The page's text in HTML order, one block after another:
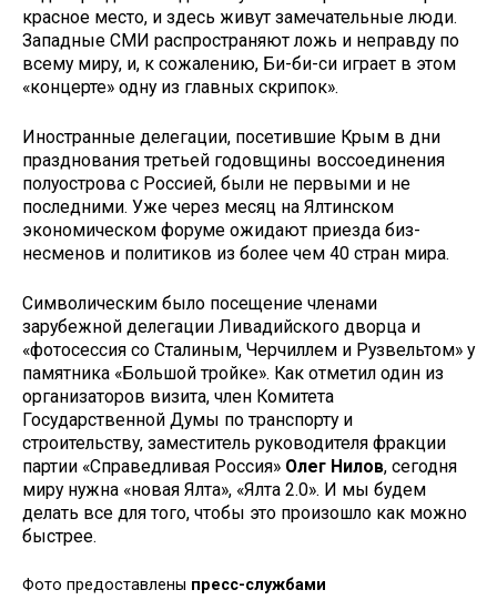
красное место, и здесь живут за­мечательные люди.
Западные СМИ распространяют ложь и неправду по
всему миру, и, к сожалению, Би­-би-си играет в этом
«концерте» одну из главных скрипок».
Иностранные делегации, посе­тившие Крым в дни
празднования третьей годовщины воссоединения
полуострова с Россией, были не первыми и не
последними. Уже че­рез месяц на Ялтинском
экономиче­ском форуме ожидают приезда биз­
несменов и политиков из более чем 40 стран мира.
Символическим было посеще­ние членами
зарубежной делега­ции Ливадийского дворца и
«фото­сессия со Сталиным, Черчиллем и Рузвельтом» у
памятника «Большой тройке». Как отметил один из
орга­низаторов визита, член Комитета
Государственной Думы по транс­порту и
строительству, замести­тель руководителя фракции
партии «Справедливая Россия» Олег Нилов, сегодня
миру нужна «новая Ялта», «Ялта 2.0». И мы будем
делать все для того, чтобы это произошло как можно
быстрее.
Фото предоставлены пресс-службами